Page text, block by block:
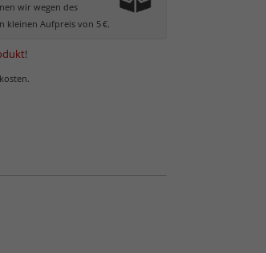
wir wegen des
kleinen Aufpreis von 5 €.
!